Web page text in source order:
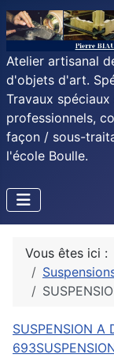
Atelier artisanal
d'objets d'art.
Travaux
professionnels,
façon / sous-
l'école Boulle.
Vous êtes ici :
SUSPENSION A
693